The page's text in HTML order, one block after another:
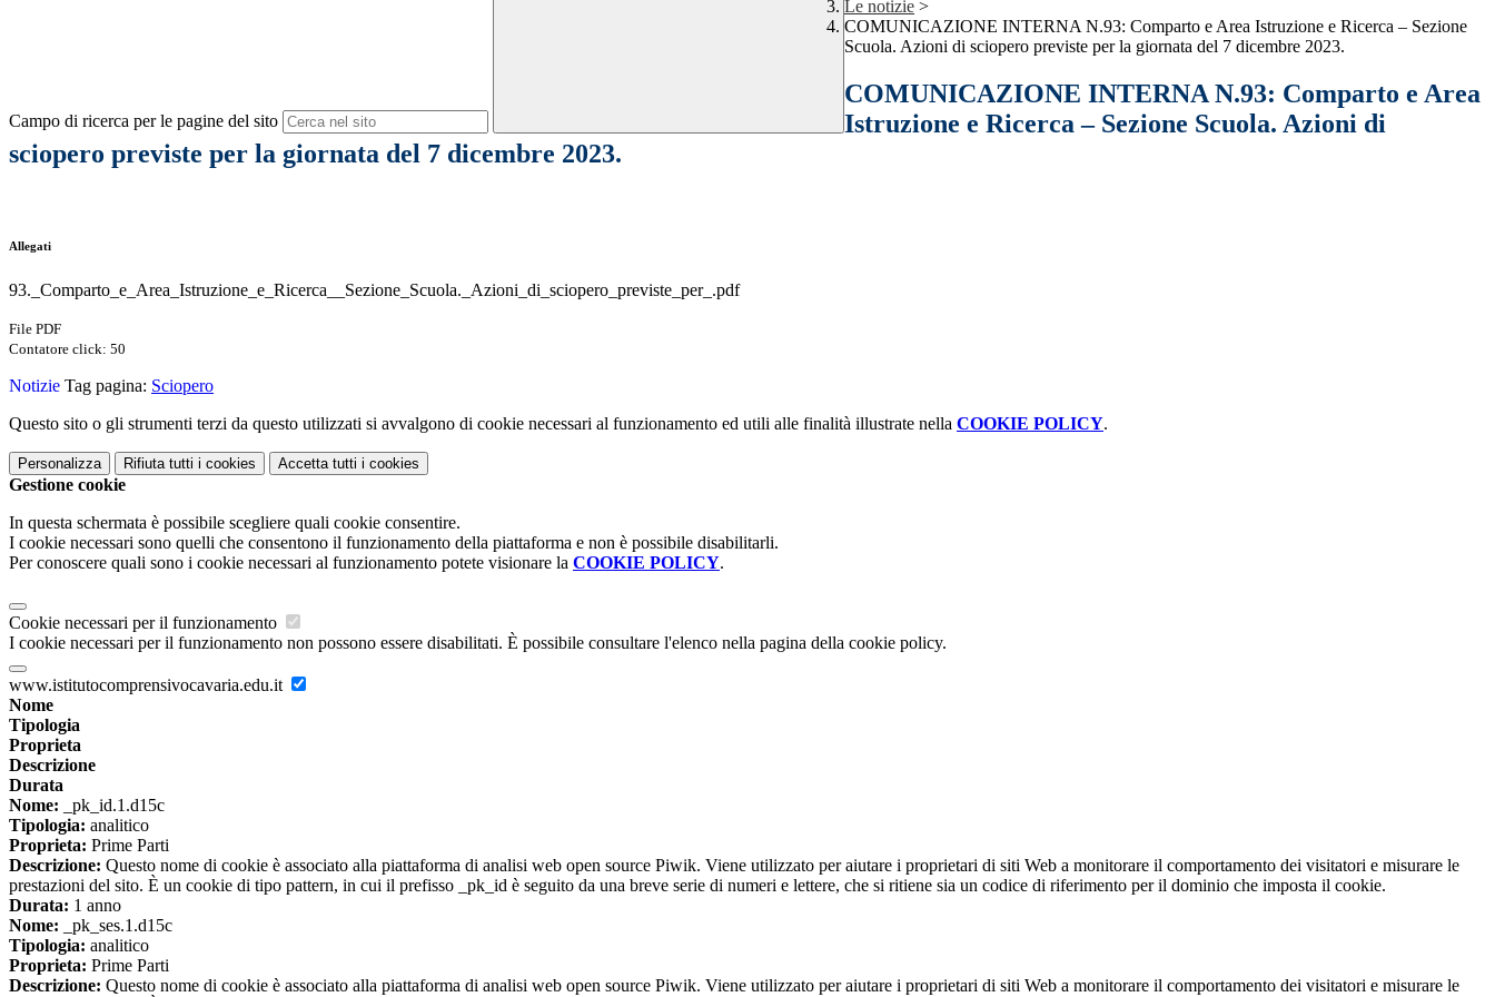
Campo di ricerca per le pagine del sito
Le notizie >
COMUNICAZIONE INTERNA N.93: Comparto e Area Istruzione e Ricerca – Sezione
Scuola. Azioni di sciopero previste per la giornata del 7 dicembre 2023.
COMUNICAZIONE INTERNA N.93: Comparto e Area
Istruzione e Ricerca – Sezione Scuola. Azioni di
sciopero previste per la giornata del 7 dicembre 2023.
Allegati
93._Comparto_e_Area_Istruzione_e_Ricerca__Sezione_Scuola._Azioni_di_sciopero_previste_per_.pdf
File PDF
Contatore click: 50
Notizie Tag pagina: Sciopero
Questo sito o gli strumenti terzi da questo utilizzati si avvalgono di cookie necessari al funzionamento ed utili alle finalità illustrate nella COOKIE POLICY.
Personalizza Rifiuta tutti i cookies Accetta tutti i cookies
Gestione cookie
In questa schermata è possibile scegliere quali cookie consentire.
I cookie necessari sono quelli che consentono il funzionamento della piattaforma e non è possibile disabilitarli.
Per conoscere quali sono i cookie necessari al funzionamento potete visionare la COOKIE POLICY.
Cookie necessari per il funzionamento
I cookie necessari per il funzionamento non possono essere disabilitati. È possibile consultare l'elenco nella pagina della cookie policy.
www.istitutocomprensivocavaria.edu.it
Nome
Tipologia
Proprieta
Descrizione
Durata
Nome: _pk_id.1.d15c
Tipologia: analitico
Proprieta: Prime Parti
Descrizione: Questo nome di cookie è associato alla piattaforma di analisi web open source Piwik. Viene utilizzato per aiutare i proprietari di siti Web a monitorare il comportamento dei visitatori e misurare le
prestazioni del sito. È un cookie di tipo pattern, in cui il prefisso _pk_id è seguito da una breve serie di numeri e lettere, che si ritiene sia un codice di riferimento per il dominio che imposta il cookie.
Durata: 1 anno
Nome: _pk_ses.1.d15c
Tipologia: analitico
Proprieta: Prime Parti
Descrizione: Questo nome di cookie è associato alla piattaforma di analisi web open source Piwik. Viene utilizzato per aiutare i proprietari di siti Web a monitorare il comportamento dei visitatori e misurare le